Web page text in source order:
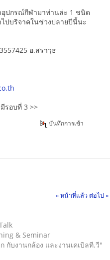
อุปกรณ์กีฬามาท่านล่ะ 1 ชนิด
ปบริจาคในช่วงปลายปีนี้นะ
อ.สราวุธ
รอบที่ 3 >>
บันทึกการเข้า
« หน้าที่แล้ว ต่อไป »
& Seminar
กับงานกล้อง และงานเคเบิลที.วี"